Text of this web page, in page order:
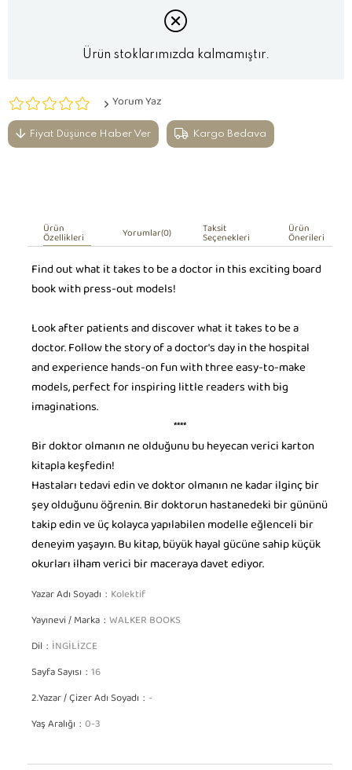
Ürün stoklarımızda kalmamıştır.
Yorum Yaz
Fiyat Düşünce Haber Ver Kargo Bedava
Ürün
Özellikleri Yorumlar(0) Taksit
Seçenekleri Ürün
Önerileri
Find out what it takes to be a doctor in this exciting board
book with press-out models!
Look after patients and discover what it takes to be a
doctor. Follow the story of a doctor's day in the hospital
and experience hands-on fun with three easy-to-make
models, perfect for inspiring little readers with big
imaginations.
****
Bir doktor olmanın ne olduğunu bu heyecan verici karton
kitapla keşfedin!
Hastaları tedavi edin ve doktor olmanın ne kadar ilginç bir
şey olduğunu öğrenin. Bir doktorun hastanedeki bir gününü
takip edin ve üç kolayca yapılabilen modelle eğlenceli bir
deneyim yaşayın. Bu kitap, büyük hayal gücüne sahip küçük
okurları ilham verici bir maceraya davet ediyor.
Yazar Adı Soyadı Kolektif
Yayınevi / Marka WALKER BOOKS
Dil İNGİLİZCE
Sayfa Sayısı 16
2.Yazar / Çizer Adı Soyadı -
Yaş Aralığı 0-3